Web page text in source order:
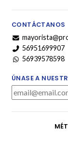
CONTÁCTANOS
56951699907
56939578598
ÚNASE A